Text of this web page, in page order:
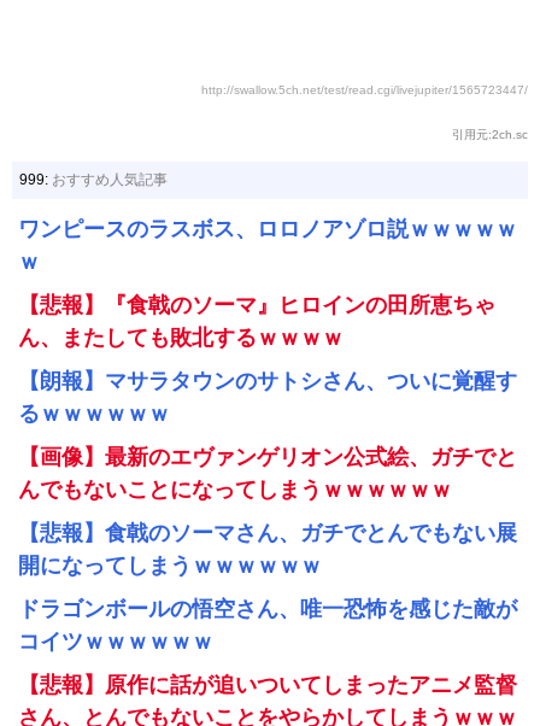
http://swallow.5ch.net/test/read.cgi/livejupiter/1565723447/
引用元:2ch.sc
999: おすすめ人気記事
ワンピースのラスボス、ロロノアゾロ説ｗｗｗｗｗ
ｗ
【悲報】『食戟のソーマ』ヒロインの田所恵ちゃ
ん、またしても敗北するｗｗｗｗ
【朗報】マサラタウンのサトシさん、ついに覚醒す
るｗｗｗｗｗｗ
【画像】最新のエヴァンゲリオン公式絵、ガチでと
んでもないことになってしまうｗｗｗｗｗｗ
【悲報】食戟のソーマさん、ガチでとんでもない展
開になってしまうｗｗｗｗｗｗ
ドラゴンボールの悟空さん、唯一恐怖を感じた敵が
コイツｗｗｗｗｗｗ
【悲報】原作に話が追いついてしまったアニメ監督
さん、とんでもないことをやらかしてしまうｗｗｗ